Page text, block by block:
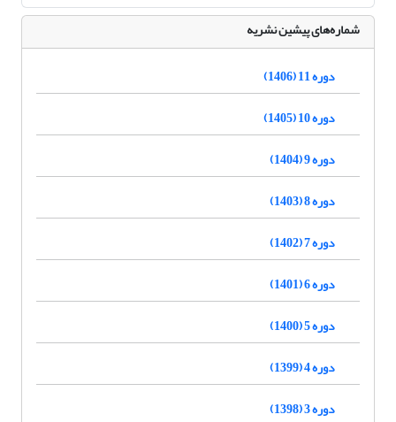
شماره‌های پیشین نشریه
دوره 11 (1406)
دوره 10 (1405)
دوره 9 (1404)
دوره 8 (1403)
دوره 7 (1402)
دوره 6 (1401)
دوره 5 (1400)
دوره 4 (1399)
دوره 3 (1398)